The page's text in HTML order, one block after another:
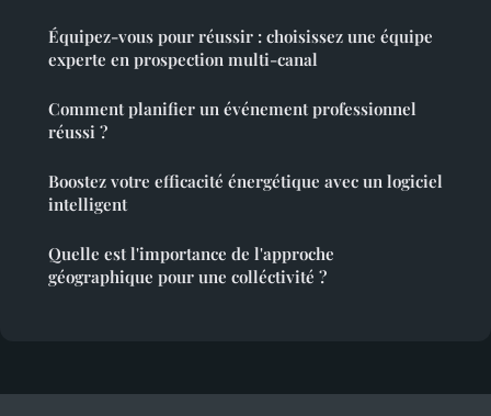
Équipez-vous pour réussir : choisissez une équipe
experte en prospection multi-canal
Comment planifier un événement professionnel
réussi ?
Boostez votre efficacité énergétique avec un logiciel
intelligent
Quelle est l'importance de l'approche
géographique pour une colléctivité ?